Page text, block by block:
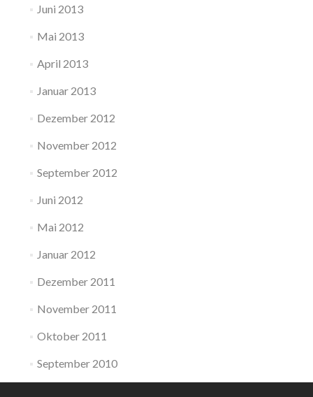
Juni 2013
Mai 2013
April 2013
Januar 2013
Dezember 2012
November 2012
September 2012
Juni 2012
Mai 2012
Januar 2012
Dezember 2011
November 2011
Oktober 2011
September 2010